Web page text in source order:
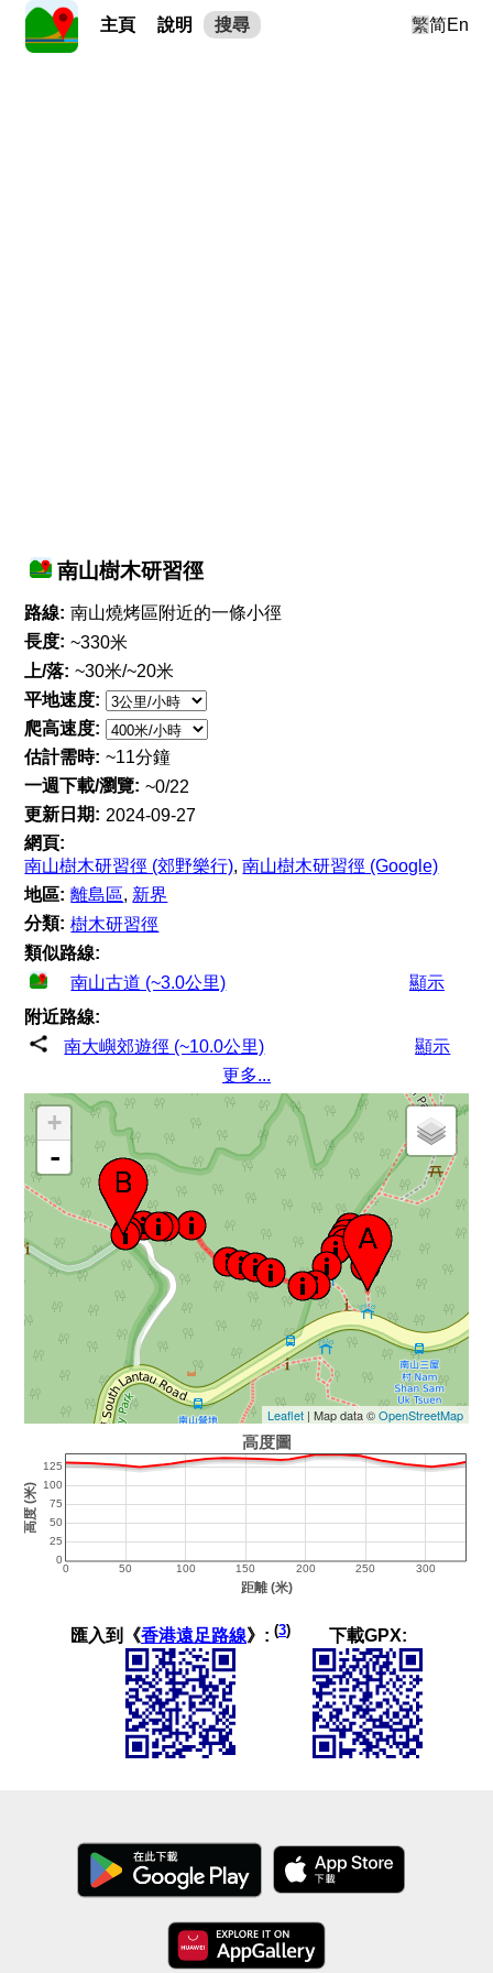
主頁 說明 搜尋 繁简En
南山樹木研習徑
路線: 南山燒烤區附近的一條小徑
長度: ~330米
上/落: ~30米/~20米
平地速度:
爬高速度:
估計需時: ~11分鐘
一週下載/瀏覽: ~0/22
更新日期: 2024-09-27
網頁:
南山樹木研習徑 (郊野樂行),南山樹木研習徑 (Google)
地區: 離島區, 新界
分類: 樹木研習徑
類似路線:
南山古道 (~3.0公里)
顯示
附近路線:
南大嶼郊遊徑 (~10.0公里)
顯示
更多...
+
-
Leaflet| Map data ©OpenStreetMap
匯入到《香港遠足路線》: (3) 下載GPX: